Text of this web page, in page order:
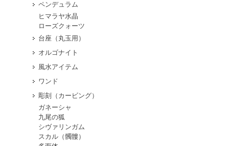
ペンデュラム
ヒマラヤ水晶
ローズクォーツ
台座（丸玉用）
オルゴナイト
風水アイテム
ワンド
彫刻（カービング）
ガネーシャ
九尾の狐
シヴァリンガム
スカル（髑髏）